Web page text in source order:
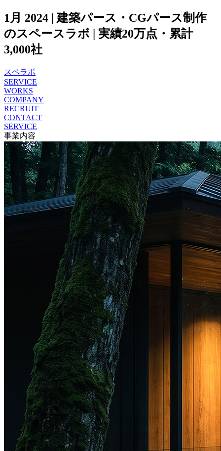
1月 2024 | 建築パース・CGパース制作
のスペースラボ | 実績20万点・累計
3,000社
スペラボ
SERVICE
WORKS
COMPANY
RECRUIT
CONTACT
SERVICE
事業内容